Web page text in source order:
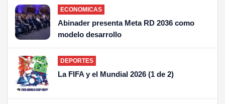
ECONOMICAS
Abinader presenta Meta RD 2036 como
modelo desarrollo
DEPORTES
La FIFA y el Mundial 2026 (1 de 2)